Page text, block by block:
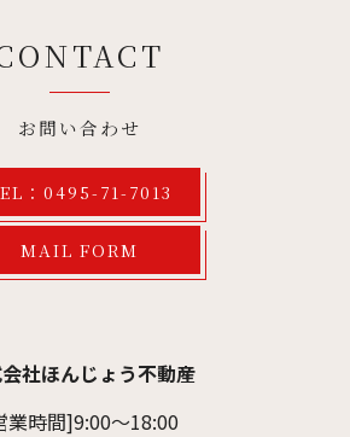
お問い合わせ
：0495-71-7013
MAIL FORM
社ほんじょう不動産
業時間]9:00～18:00